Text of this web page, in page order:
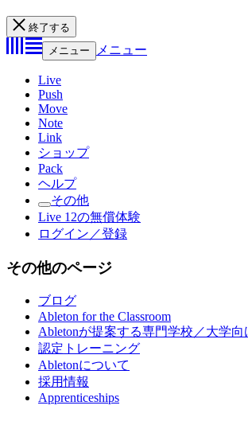
終了する
メニュー
メニュー
Live
Push
Move
Note
Link
ショップ
Pack
ヘルプ
その他
Live 12の無償体験
ログイン／登録
その他のページ
ブログ
Ableton for the Classroom
Abletonが提案する専門学校／大学
認定トレーニング
Abletonについて
採用情報
Apprenticeships